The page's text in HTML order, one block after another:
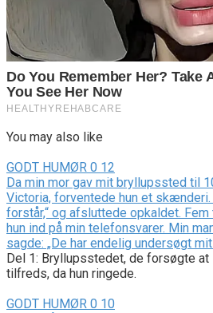
You may also like
GODT HUMØR 0 12
Da min mor gav mit bryllupssted til
Victoria, forventede hun et
forstår,“ og afsluttede opkaldet.
hun ind på min telefonsvarer. Min
sagde: „De har endelig undersøgt mit
Del 1: Bryllupsstedet, de forsøgte
tilfreds, da hun ringede.
GODT HUMØR 0 10